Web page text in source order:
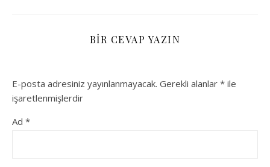
BIR CEVAP YAZIN
E-posta adresiniz yayınlanmayacak. Gerekli alanlar * ile
işaretlenmişlerdir
Ad *